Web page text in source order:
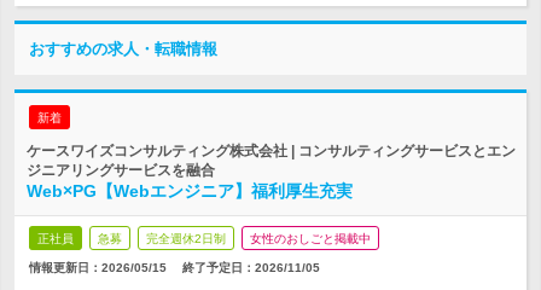
おすすめの求人・転職情報
新着
ケースワイズコンサルティング株式会社 | コンサルティングサービスとエン
ジニアリングサービスを融合
Web×PG【Webエンジニア】福利厚生充実
正社員 急募 完全週休2日制 女性のおしごと掲載中
情報更新日：2026/05/15 終了予定日： 2026/11/05